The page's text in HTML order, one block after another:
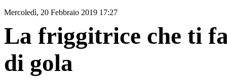
Mercoledì, 20 Febbraio 2019 17:27
La friggitrice che ti
di gola